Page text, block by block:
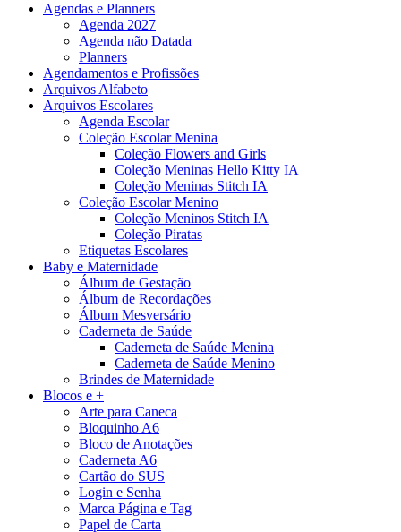
Agendas e Planners
Agenda 2027
Agenda não Datada
Planners
Agendamentos e Profissões
Arquivos Alfabeto
Arquivos Escolares
Agenda Escolar
Coleção Escolar Menina
Coleção Flowers and Girls
Coleção Meninas Hello Kitty IA
Coleção Meninas Stitch IA
Coleção Escolar Menino
Coleção Meninos Stitch IA
Coleção Piratas
Etiquetas Escolares
Baby e Maternidade
Álbum de Gestação
Álbum de Recordações
Álbum Mesversário
Caderneta de Saúde
Caderneta de Saúde Menina
Caderneta de Saúde Menino
Brindes de Maternidade
Blocos e +
Arte para Caneca
Bloquinho A6
Bloco de Anotações
Caderneta A6
Cartão do SUS
Login e Senha
Marca Página e Tag
Papel de Carta